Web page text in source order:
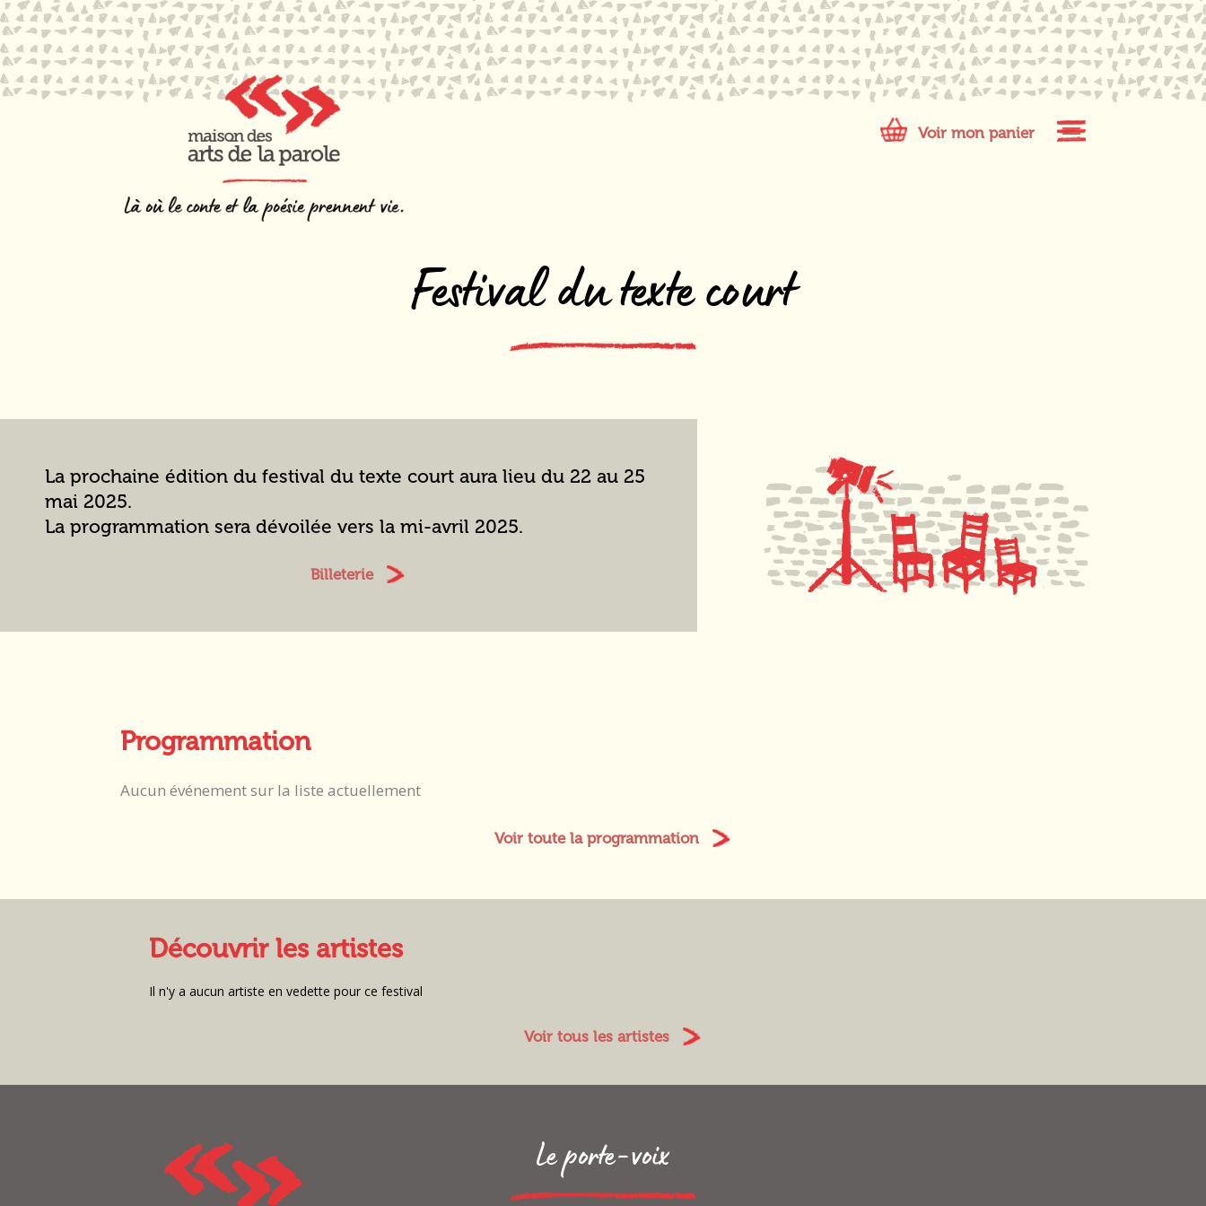
Voir mon panier
Festival du texte court
La prochaine édition du festival du texte court aura lieu du 22 au 25
mai 2025.
La programmation sera dévoilée vers la mi-avril 2025.
Billeterie
Programmation
Aucun événement sur la liste actuellement
Voir toute la programmation
Découvrir les artistes
Il n'y a aucun artiste en vedette pour ce festival
Voir tous les artistes
Le porte-voix